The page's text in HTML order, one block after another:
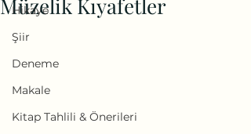
Hikaye
Şiir
Deneme
Makale
Kitap Tahlili & Önerileri
Müzelik Kıyafetler